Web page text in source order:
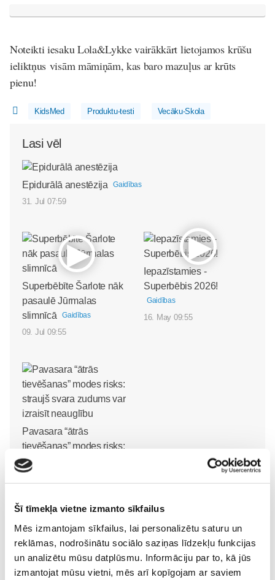
Šī tīmekļa vietne izmanto sīkfailus
Mēs izmantojam sīkfailus, lai personalizētu saturu un
reklāmas, nodrošinātu sociālo saziņas līdzekļu funkcijas
un analizētu mūsu datplūsmu. Informāciju par to, kā jūs
izmantojat mūsu vietni, mēs arī kopīgojam ar saviem
Noteikti iesaku Lola&Lykke vairākkārt lietojamos krūšu
ieliktņus visām māmiņām, kas baro mazuļus ar krūts
pienu!
KidsMed Produktu-testi Vecāku-Skola
Lasi vēl
Epidurālā anestēzija Gaidības
31. Jul 07:59
Superbēbīte Šarlote nāk
pasaulē Jūrmalas
slimnīcā
Gaidības
09. Jul 09:55
Iepazīstamies -
Superbēbis 2026!
Gaidības
16. May 09:55
Pavasara “ātrās
tievēšanas” modes risks:
straujš svara zudums var
izraisīt neauglību